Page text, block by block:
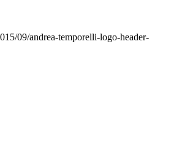
09/andrea-temporelli-logo-header-